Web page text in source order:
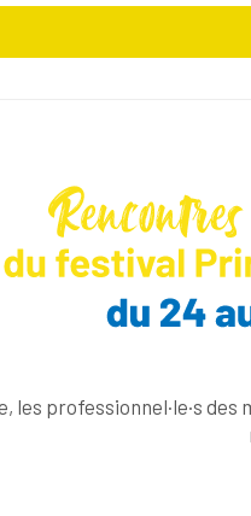
professionnel·le·s